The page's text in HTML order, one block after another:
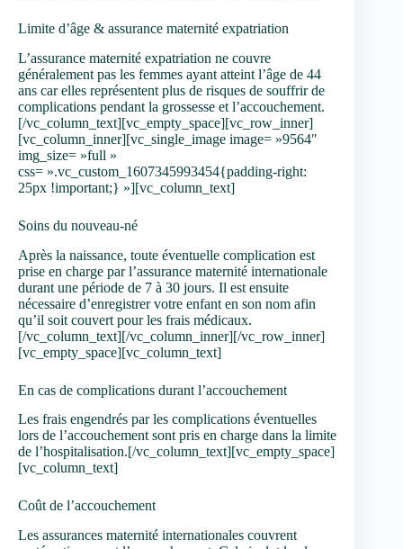
Limite d’âge & assurance maternité expatriation
L’assurance maternité expatriation ne couvre
généralement pas les femmes ayant atteint l’âge de 44
ans car elles représentent plus de risques de souffrir de
complications pendant la grossesse et l’accouchement.
[/vc_column_text][vc_empty_space][vc_row_inner]
[vc_column_inner][vc_single_image image= »9564″
img_size= »full »
css= ».vc_custom_1607345993454{padding-right:
25px !important;} »][vc_column_text]
Soins du nouveau-né
Après la naissance, toute éventuelle complication est
prise en charge par l’assurance maternité internationale
durant une période de 7 à 30 jours. Il est ensuite
nécessaire d’enregistrer votre enfant en son nom afin
qu’il soit couvert pour les frais médicaux.
[/vc_column_text][/vc_column_inner][/vc_row_inner]
[vc_empty_space][vc_column_text]
En cas de complications durant l’accouchement
Les frais engendrés par les complications éventuelles
lors de l’accouchement sont pris en charge dans la limite
de l’hospitalisation.[/vc_column_text][vc_empty_space]
[vc_column_text]
Coût de l’accouchement
Les assurances maternité internationales couvrent